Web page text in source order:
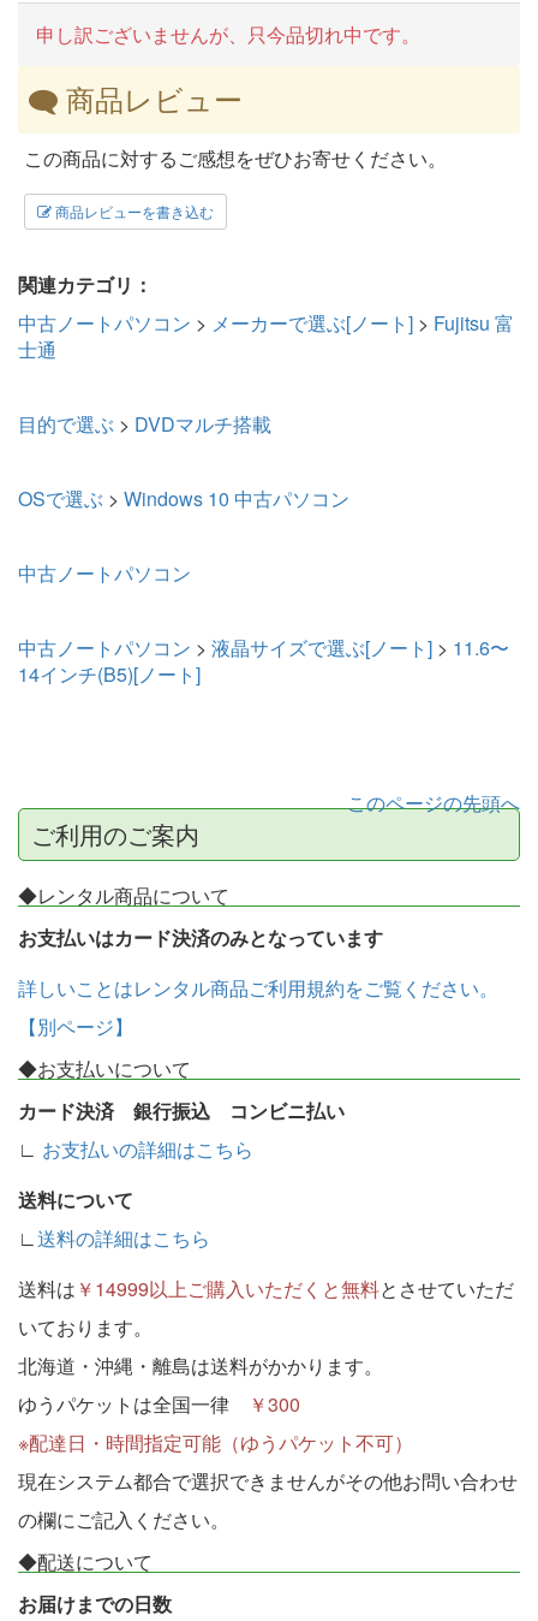
申し訳ございませんが、只今品切れ中です。
商品レビュー
この商品に対するご感想をぜひお寄せください。
商品レビューを書き込む
関連カテゴリ：
中古ノートパソコン > メーカーで選ぶ[ノート] > Fujitsu 富
士通
目的で選ぶ > DVDマルチ搭載
OSで選ぶ > Windows 10 中古パソコン
中古ノートパソコン
中古ノートパソコン > 液晶サイズで選ぶ[ノート] > 11.6〜
14インチ(B5)[ノート]
このページの先頭へ
ご利用のご案内
◆レンタル商品について
お支払いはカード決済のみとなっています
詳しいことはレンタル商品ご利用規約をご覧ください。
【別ページ】
◆お支払いについて
カード決済 銀行振込 コンビニ払い
∟ お支払いの詳細はこちら
送料について
∟送料の詳細はこちら
送料は ￥14999以上ご購入いただくと無料とさせていただ
いております。
北海道・沖縄・離島は送料がかかります。
ゆうパケットは全国一律
￥300
※配達日・時間指定可能（ゆうパケット不可）
現在システム都合で選択できませんがその他お問い合わせ
の欄にご記入ください。
◆配送について
お届けまでの日数